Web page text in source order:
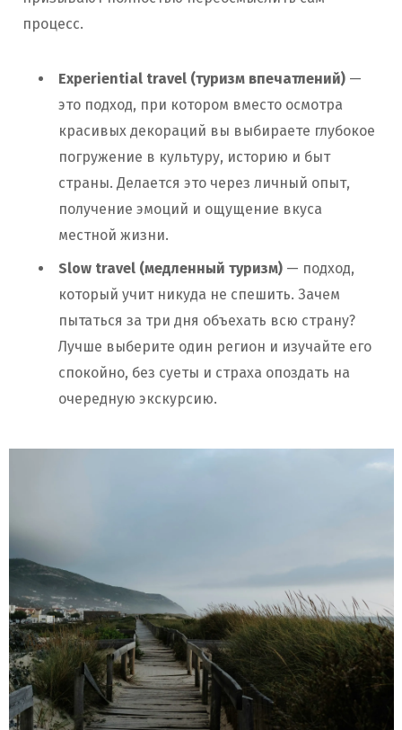
процесс.
Experiential travel (туризм впечатлений) —
это подход, при котором вместо осмотра
красивых декораций вы выбираете глубокое
погружение в культуру, историю и быт
страны. Делается это через личный опыт,
получение эмоций и ощущение вкуса
местной жизни.
Slow travel (медленный туризм) — подход,
который учит никуда не спешить. Зачем
пытаться за три дня объехать всю страну?
Лучше выберите один регион и изучайте его
спокойно, без суеты и страха опоздать на
очередную экскурсию.